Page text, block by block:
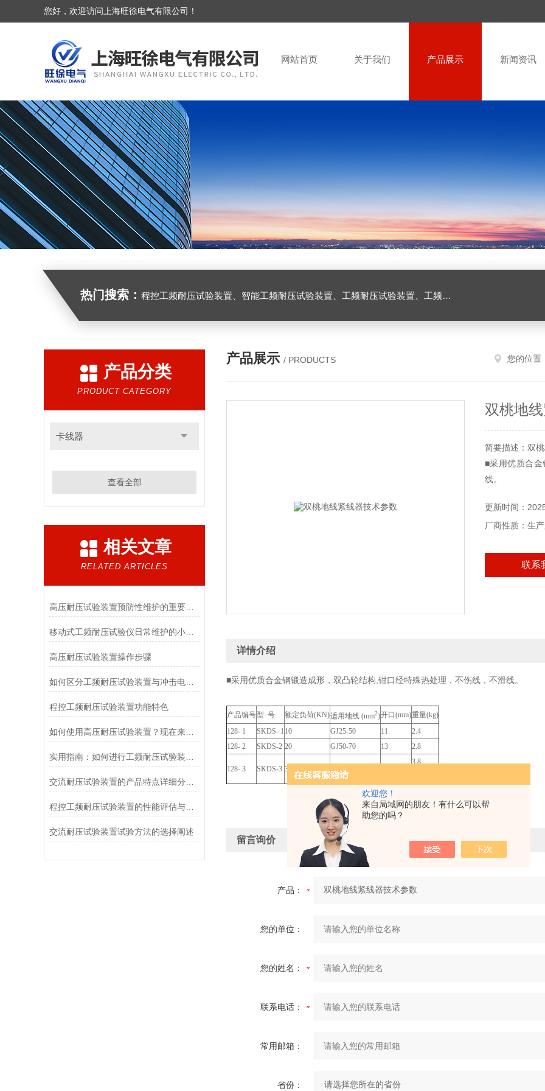
欢迎您！
来自局域网的朋友！有什么可以帮
助您的吗？
您好，欢迎访问上海旺徐电气有限公司！
网站首页 关于我们 产品展示 新闻资讯
热门搜索： 程控工频耐压试验装置、智能工频耐压试验装置、工频耐压试验装置、工频耐压试验仪、工频耐压试验台、高压耐压试验装置、交流耐压试验装置 、交直流耐压试验装置 、交直流工频耐压试验装置、耐压试验台
产品分类
PRODUCT CATEGORY
卡线器
查看全部
相关文章
RELATED ARTICLES
高压耐压试验装置预防性维护的重要性与实施
移动式工频耐压试验仪日常维护的小秘诀
高压耐压试验装置操作步骤
如何区分工频耐压试验装置与冲击电压试验装置
程控工频耐压试验装置功能特色
如何使用高压耐压试验装置？现在来教你！
程控工频耐压试验装置的性能评估与标准化
交流耐压试验装置试验方法的选择阐述
产品展示 / PRODUCTS 您的位置
双桃地
简要描述：双
■采用优质合
线。
线。
■采用优质合金
更新时间：
厂商性质：生
联系
详情介绍
■采用优质合金钢锻造成形，双凸轮结构,钳口经特殊热处理，不伤线，不滑线。
产品编号型 号 额定负荷(KN)适用地线 (mm2)开口(mm)重量(kg)
128- 1
SKDS- 1 10 GJ25-50 11
2.4
128- 2
SKDS-2 20 GJ50-70 13 2.8
128- 3 SKDS-3 30 GJ70-120
3.8
留言询价
产品：
您的单位：
您的姓名：
联系电话：
常用邮箱：
省份：